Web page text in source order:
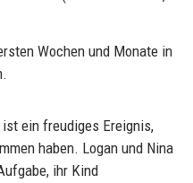
Wochen und Monate in
ein freudiges Ereignis,
haben. Logan und Nina
ihr Kind